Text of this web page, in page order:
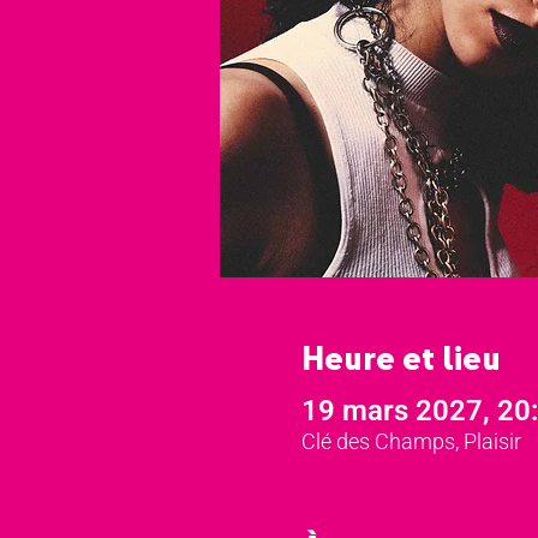
Heure et lieu
19 mars 2027,
Clé des Champs, Plaisir